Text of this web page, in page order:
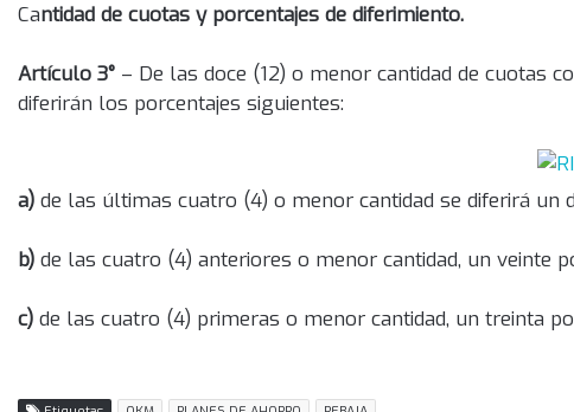
Cantidad de cuotas y porcentajes de diferimiento.
Artículo 3° – De las doce (12) o menor cantidad de cuotas
diferirán los porcentajes siguientes:
a) de las últimas cuatro (4) o menor cantidad se diferirá un
b) de las cuatro (4) anteriores o menor cantidad, un veinte
c) de las cuatro (4) primeras o menor cantidad, un treinta